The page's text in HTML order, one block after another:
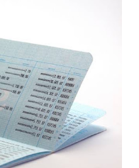
jalan utama Grand
Westmall Lantai LG.
pembukaan rekening baru,
di Depok. Layanan
hanya melayani